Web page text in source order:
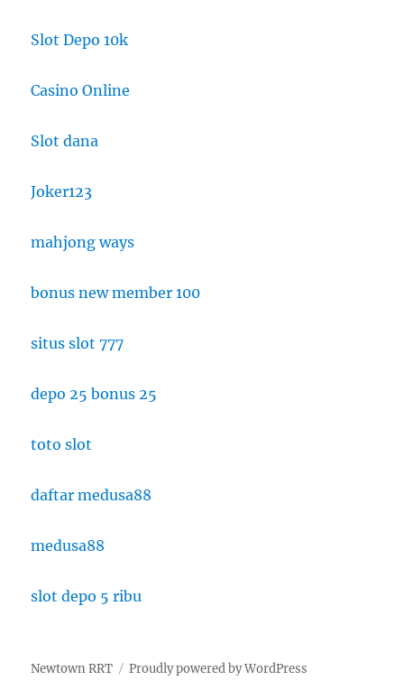
Slot Depo 10k
Casino Online
Slot dana
Joker123
mahjong ways
bonus new member 100
situs slot 777
depo 25 bonus 25
toto slot
daftar medusa88
medusa88
slot depo 5 ribu
Newtown RRT Proudly powered by WordPress